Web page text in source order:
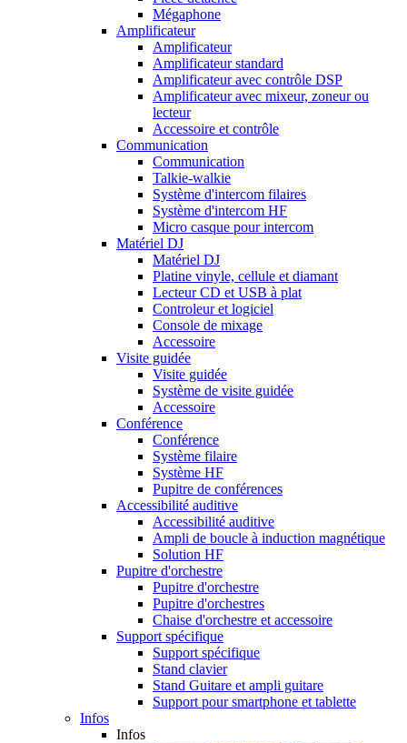
Mégaphone
Amplificateur
Amplificateur
Amplificateur standard
Amplificateur avec contrôle DSP
Amplificateur avec mixeur, zoneur ou
lecteur
Accessoire et contrôle
Communication
Communication
Talkie-walkie
Système d'intercom filaires
Système d'intercom HF
Micro casque pour intercom
Matériel DJ
Matériel DJ
Platine vinyle, cellule et diamant
Lecteur CD et USB à plat
Controleur et logiciel
Console de mixage
Accessoire
Visite guidée
Visite guidée
Système de visite guidée
Accessoire
Conférence
Conférence
Système filaire
Système HF
Pupitre de conférences
Accessibilité auditive
Accessibilité auditive
Ampli de boucle à induction magnétique
Solution HF
Pupitre d'orchestre
Pupitre d'orchestre
Pupitre d'orchestres
Chaise d'orchestre et accessoire
Support spécifique
Support spécifique
Stand clavier
Stand Guitare et ampli guitare
Support pour smartphone et tablette
Infos
Infos